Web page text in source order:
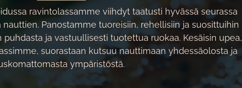
ravintolassamme viihdyt taatusti hyvässä seurassa
Panostamme tuoreisiin, rehellisiin ja suosittuihin
ja vastuullisesti tuotettua ruokaa. Kesäisin upea,
suorastaan kutsuu nauttimaan yhdessäolosta ja
ympäristöstä.